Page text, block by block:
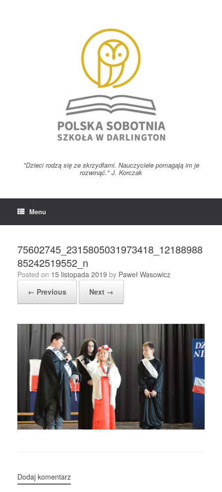
"Dzieci rodzą się ze skrzydłami. Nauczyciele pomagają im je
rozwinąć." J. Korczak
Menu
75602745_2315805031973418_12188988
85242519552_n
Posted on 15 listopada 2019 by Paweł Wasowicz
← Previous
Next →
Dodaj komentarz